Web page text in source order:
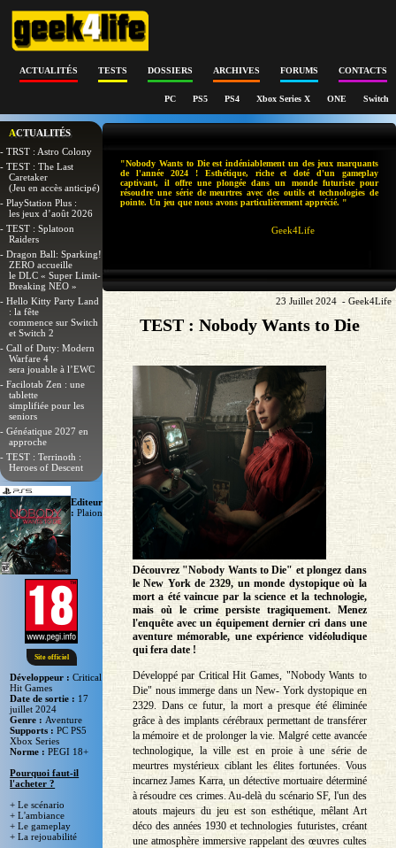
ACTUALITÉS TESTS DOSSIERS ARCHIVES FORUMS CONTACTS
PC PS5 PS4 Xbox Series X ONE Switch
ACTUALITÉS
- TRST : Astro Colony
- TEST : The Last
Caretaker
(Jeu en accès anticipé)
- PlayStation Plus :
les jeux d’août 2026
- TEST : Splatoon
Raiders
- Dragon Ball: Sparking!
ZERO accueille
le DLC « Super Limit-
Breaking NEO »
- Hello Kitty Party Land
: la fête
commence sur Switch
et Switch 2
- Call of Duty: Modern
Warfare 4
sera jouable à l’EWC
- Facilotab Zen : une
tablette
simplifiée pour les
seniors
- Généatique 2027 en
approche
- TEST : Terrinoth :
Heroes of Descent
Site officiel
Editeur
:Plaion
Développeur :Critical
Hit Games
Date de sortie : 17
juillet 2024
Genre : Aventure
Supports :PC PS5
Xbox Series
Norme :PEGI 18+
Pourquoi faut-il
l'acheter ?
+ Le scénario
+ L'ambiance
+ Le gameplay
+ La rejouabilité
"Nobody Wants to Die est indéniablement un des jeux marquants
de l'année 2024 ! Esthétique, riche et doté d'un gameplay
captivant, il offre une plongée dans un monde futuriste pour
résoudre une série de meurtres avec des outils et technologies de
pointe. Un jeu que nous avons particulièrement apprécié. "
Geek4Life
23 Juillet 2024 - Geek4Life
TEST : Nobody Wants to Die
Découvrez "Nobody Wants to Die" et plongez dans
le New York de 2329, un monde dystopique où la
mort a été vaincue par la science et la technologie,
mais où le crime persiste tragiquement. Menez
l'enquête avec un équipement dernier cri dans une
aventure mémorable, une expérience vidéoludique
qui fera date !
Développé par Critical Hit Games, "Nobody Wants to
Die" nous immerge dans un New- York dystopique en
2329. Dans ce futur, la mort a presque été éliminée
grâce à des implants cérébraux permettant de transférer
la mémoire et de prolonger la vie. Malgré cette avancée
technologique, la ville est en proie à une série de
meurtres mystérieux ciblant les élites fortunées. Vous
incarnez James Karra, un détective mortuaire déterminé
à résoudre ces crimes. Au-delà du scénario SF, l'un des
atouts majeurs du jeu est son esthétique, mêlant Art
déco des années 1930 et technologies futuristes, créant
une atmosphère immersive rappelant des œuvres cultes